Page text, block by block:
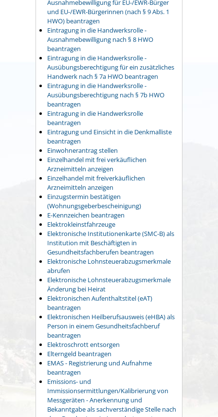
Ausnahmebewilligung für EU-/EWR-Bürger
und EU-/EWR-Bürgerinnen (nach § 9 Abs. 1
HWO) beantragen
Eintragung in die Handwerksrolle -
Ausnahmebewilligung nach § 8 HWO
beantragen
Eintragung in die Handwerksrolle -
Ausübungsberechtigung für ein zusätzliches
Handwerk nach § 7a HWO beantragen
Eintragung in die Handwerksrolle -
Ausübungsberechtigung nach § 7b HWO
beantragen
Eintragung in die Handwerksrolle
beantragen
Eintragung und Einsicht in die Denkmalliste
beantragen
Einwohnerantrag stellen
Einzelhandel mit frei verkäuflichen
Arzneimitteln anzeigen
Einzelhandel mit freiverkäuflichen
Arzneimitteln anzeigen
Einzugstermin bestätigen
(Wohnungsgeberbescheinigung)
E-Kennzeichen beantragen
Elektrokleinstfahrzeuge
Elektronische Institutionenkarte (SMC-B) als
Institution mit Beschäftigten in
Gesundheitsfachberufen beantragen
Elektronische Lohnsteuerabzugsmerkmale
abrufen
Elektronische Lohnsteuerabzugsmerkmale
Änderung bei Heirat
Elektronischen Aufenthaltstitel (eAT)
beantragen
Elektronischen Heilberufsausweis (eHBA) als
Person in einem Gesundheitsfachberuf
beantragen
Elektroschrott entsorgen
Elterngeld beantragen
EMAS - Registrierung und Aufnahme
beantragen
Emissions- und
Immissionsermittlungen/Kalibrierung von
Messgeräten - Anerkennung und
Bekanntgabe als sachverständige Stelle nach